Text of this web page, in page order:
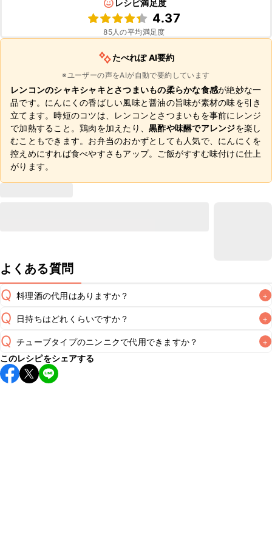
レシピ満足度
4.37
85人の平均満足度
たべれぽ AI要約
※ユーザーの声をAIが自動で要約しています
レンコンのシャキシャキとさつまいもの柔らかな食感が絶妙な一
品です。にんにくの香ばしい風味と醤油の旨味が素材の味を引き
立てます。時短のコツは、レンコンとさつまいもを事前にレンジ
で加熱すること。鶏肉を加えたり、 黒酢や味醂でアレンジを楽し
むこともできます。お弁当のおかずとしても人気で、にんにくを
控えめにすれば食べやすさもアップ。ご飯がすすむ味付けに仕上
がります。
よくある質問
Q 料理酒の代用はありますか？ +
A
Q 日持ちはどれくらいですか？ +
A
保存期間は冷蔵で翌日中が目安です。なるべくお早めにお召
し上がりください。
※日持ちは目安です。
Q チューブタイプのニンニクで代用できますか？ +
A
チューブタイプのニンニクを使用してもお作りいただけま
す。小さじ1を目安に加え、お好みの風味になるようご調節く
このレシピをシェアする